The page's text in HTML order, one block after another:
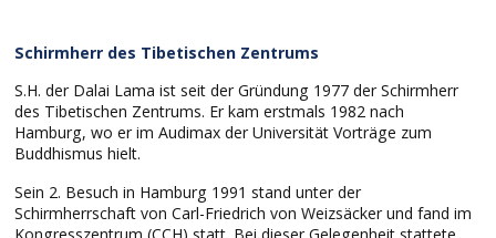
Schirmherr des Tibetischen Zentrums
S.H. der Dalai Lama ist seit der Gründung 1977 der Schirmherr
des Tibetischen Zentrums. Er kam erstmals 1982 nach
Hamburg, wo er im Audimax der Universität Vorträge zum
Buddhismus hielt.
Sein 2. Besuch in Hamburg 1991 stand unter der
Schirmherrschaft von Carl-Friedrich von Weizsäcker und fand im